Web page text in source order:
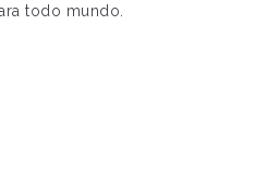
todo mundo.